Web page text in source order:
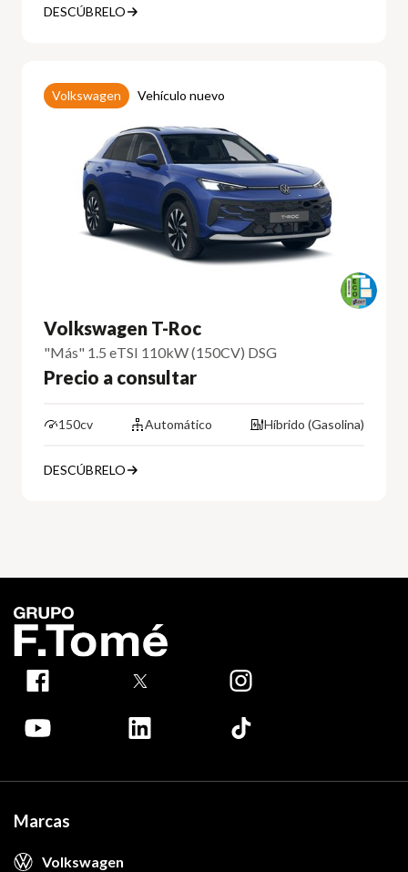
DESCÚBRELO
Volkswagen Vehículo nuevo
Volkswagen T-Roc
"Más" 1.5 eTSI 110kW (150CV) DSG
Precio a consultar
150cv Automático Híbrido (Gasolina)
DESCÚBRELO
Marcas
Volkswagen